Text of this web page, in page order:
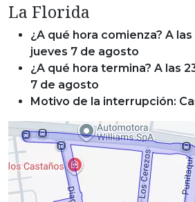
La Florida
¿A qué hora comienza? A las
jueves 7 de agosto
¿A qué hora termina? A las
7 de agosto
Motivo de la interrupción: